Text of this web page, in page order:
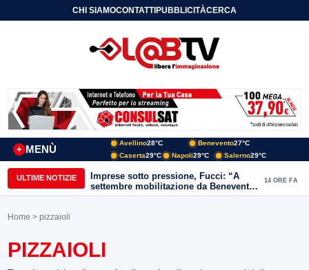
CHI SIAMOCONTATTIPUBBLICITÀCERCA
MENÙ
+
Avellino28°C Benevento27°C
Caserta29°C Napoli29°C Salerno29°C
ULTIME NOTIZIE
Imprese sotto pressione, Fucci: “A
settembre mobilitazione da Benevento
e Avellino”
14 ORE FA
Home > pizzaioli
PIZZAIOLI